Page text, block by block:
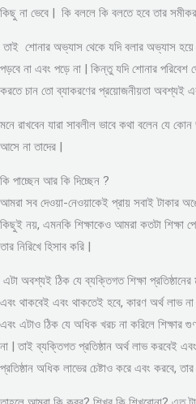
কিছু না ভেবে | কি বললে কি বলতে হবে তার
তাই শোনার অভ্যাস থেকে যদি বলার অভ্যাস
পড়বে না এবং পড়ে না | কিন্তু যদি শোনার পরিবেশ
করতে চান তো ব্যাকরণের প্রয়োজনীয়তা অবশ্যই
মনে রাখবেন যারা সাবলীল ভাবে কথা বলেন যে
আসে না তাদের |
কি পাচ্ছেন আর কি দিচ্ছেন ?
আমরা সব দেওয়া-নেওয়াকেই প্রায় সবাই টাকার
কিছুই নয়, এমনকি শিক্ষাকেও আমরা কতটা শিক্ষা
তার নিরিখে হিসাব করি |
এটা অবশ্যই ঠিক যে ব্যক্তিগত শিক্ষা
এবং থাকবেই এবং থাকতেই হবে, কারণ অর্থ লাভ না
এবং এটাও ঠিক যে অধিক খরচ না করিলে শিক্ষার
না | তাই ব্যক্তিগত প্রতিষ্ঠান অর্থ লাভ করবেই
প্রতিষ্ঠান অধিক লাভের চেষ্টাও করে এবং করবে,